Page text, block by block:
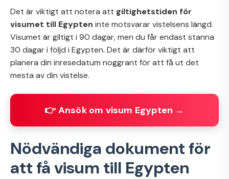
Det är viktigt att notera att giltighetstiden för
visumet till Egypten inte motsvarar vistelsens längd.
Visumet är giltigt i 90 dagar, men du får endast stanna
30 dagar i följd i Egypten. Det är därför viktigt att
planera din inresedatum noggrant för att få ut det
mesta av din vistelse.
👉 Ansök om visum Egypten →
Nödvändiga dokument för
att få visum till Egypten